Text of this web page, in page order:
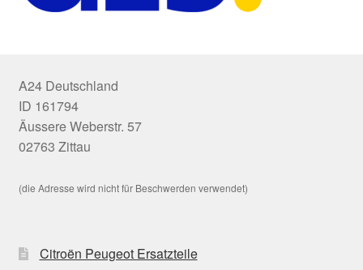
A24 Deutschland
ID 161794
Äussere Weberstr. 57
02763 Zittau
(die Adresse wird nicht für Beschwerden verwendet)
Citroën Peugeot Ersatzteile